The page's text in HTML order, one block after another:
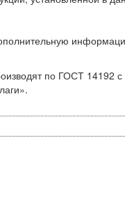
по ГОСТ 14192